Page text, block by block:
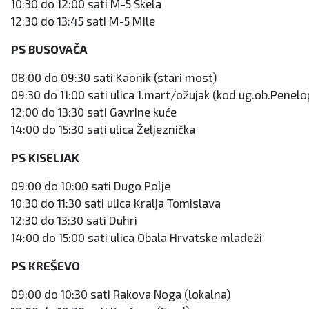
10:30 do 12:00 sati M-5 Skela
12:30 do 13:45 sati M-5 Mile
PS BUSOVAČA
08:00 do 09:30 sati Kaonik (stari most)
09:30 do 11:00 sati ulica 1.mart/ožujak (kod
12:00 do 13:30 sati Gavrine kuće
14:00 do 15:30 sati ulica Željeznička
PS KISELJAK
09:00 do 10:00 sati Dugo Polje
10:30 do 11:30 sati ulica Kralja Tomislava
12:30 do 13:30 sati Duhri
14:00 do 15:00 sati ulica Obala Hrvatske mladeži
PS KREŠEVO
09:00 do 10:30 sati Rakova Noga (lokalna)